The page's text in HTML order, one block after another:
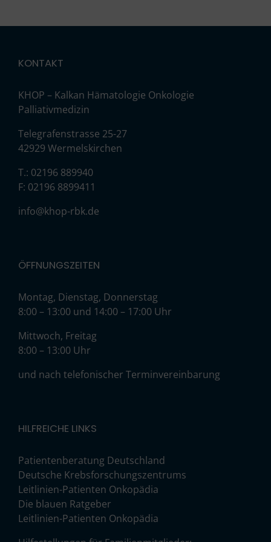
KONTAKT
KHOP – Kalkan Hämatologie Onkologie
Palliativmedizin
Telegrafenstrasse 25-27
42929 Wermelskirchen
T.: 02196 889940
F: 02196 8899411
info@khop-rbk.de
ÖFFNUNGSZEITEN
Montag, Dienstag, Donnerstag
8:00 – 13:00 und 14:00 – 17:00 Uhr
Mittwoch, Freitag
8:00 – 13:00 Uhr
und nach telefonischer Terminvereinbarung
HILFREICHE LINKS
Patientenberatung Deutschland
Deutsche Krebsforschungszentrums
Leitlinien-Patienten Onkopädia
Die blauen Ratgeber
Leitlinien-Patienten Onkopädia